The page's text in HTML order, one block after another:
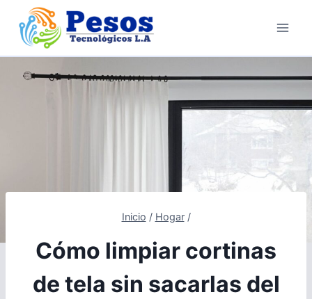
Saltar
contenido
Inicio / Hogar /
Cómo limpiar cortinas
de tela sin sacarlas del